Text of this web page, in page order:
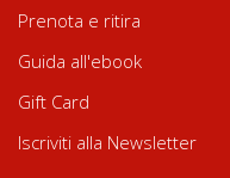
Prenota e ritira
Guida all'ebook
Gift Card
Iscriviti alla Newsletter